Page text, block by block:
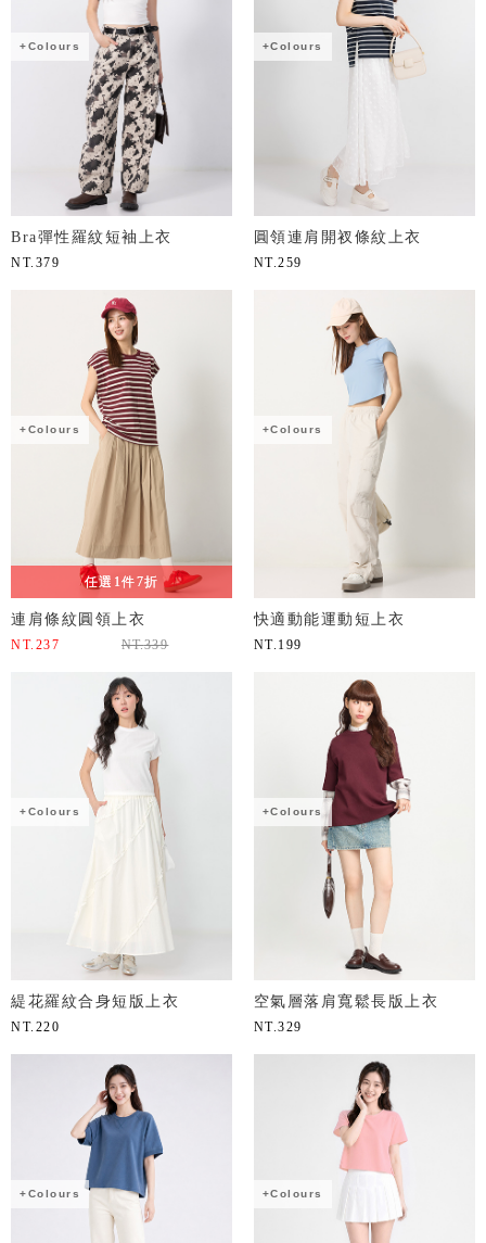
+Colours
Bra彈性羅紋短袖上衣
NT. 379
+Colours
圓領連肩開衩條紋上衣
NT.259
+Colours
任選1件7折
連肩條紋圓領上衣
NT. 237 NT.339
+Colours
快適動能運動短上衣
NT. 199
+Colours
緹花羅紋合身短版上衣
NT. 220
+Colours
空氣層落肩寬鬆長版上衣
NT.329
+Colours +Colours